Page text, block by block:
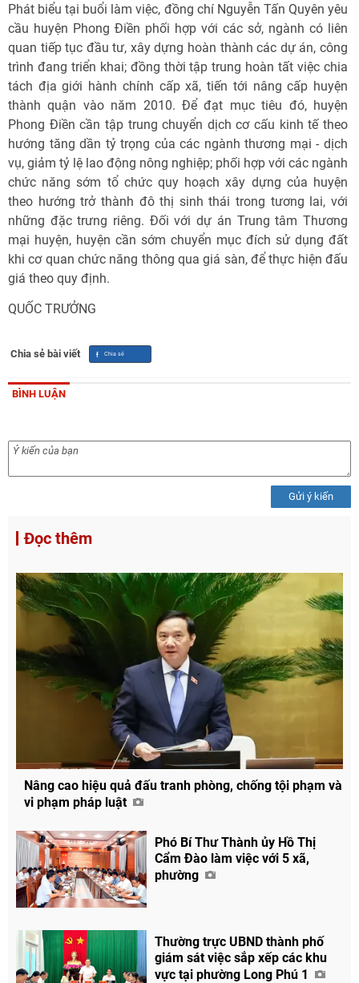
Phát biểu tại buổi làm việc, đồng chí Nguyễn Tấn Quyên yêu
cầu huyện Phong Điền phối hợp với các sở, ngành có liên
quan tiếp tục đầu tư, xây dựng hoàn thành các dự án, công
trình đang triển khai; đồng thời tập trung hoàn tất việc chia
tách địa giới hành chính cấp xã, tiến tới nâng cấp huyện
thành quận vào năm 2010. Để đạt mục tiêu đó, huyện
Phong Điền cần tập trung chuyển dịch cơ cấu kinh tế theo
hướng tăng dần tỷ trọng của các ngành thương mại - dịch
vụ, giảm tỷ lệ lao động nông nghiệp; phối hợp với các ngành
chức năng sớm tổ chức quy hoạch xây dựng của huyện
theo hướng trở thành đô thị sinh thái trong tương lai, với
những đặc trưng riêng. Đối với dự án Trung tâm Thương
mại huyện, huyện cần sớm chuyển mục đích sử dụng đất
khi cơ quan chức năng thông qua giá sàn, để thực hiện đấu
giá theo quy định.
QUỐC TRƯỞNG
Chia sẻ bài viết
BÌNH LUẬN
Gửi ý kiến
Đọc thêm
Nâng cao hiệu quả đấu tranh phòng, chống tội phạm và
vi phạm pháp luật
Phó Bí Thư Thành ủy Hồ Thị
Cẩm Đào làm việc với 5 xã,
phường
Thường trực UBND thành phố
giám sát việc sắp xếp các khu
vực tại phường Long Phú 1